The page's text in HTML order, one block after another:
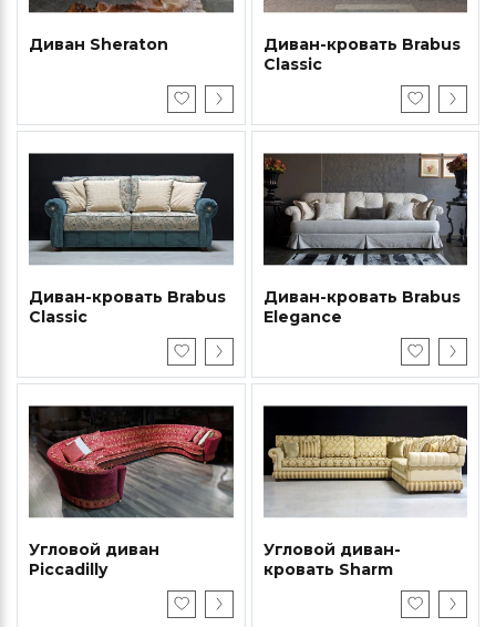
Диван Sheraton
Диван-кровать Brabus
Classic
Диван-кровать Brabus
Classic
Диван-кровать Brabus
Elegance
Угловой диван
Piccadilly
Угловой диван-
кровать Sharm